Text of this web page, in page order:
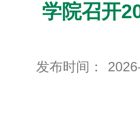
学院召开
发布时间：